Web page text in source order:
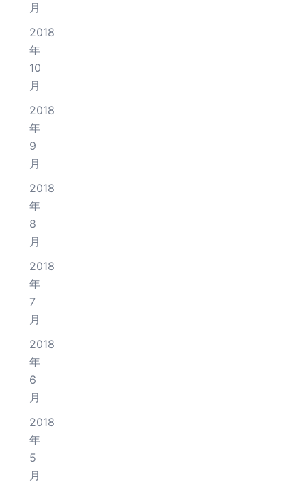
月
2018
年
10
月
2018
年
9
月
2018
年
8
月
2018
年
7
月
2018
年
6
月
2018
年
5
月